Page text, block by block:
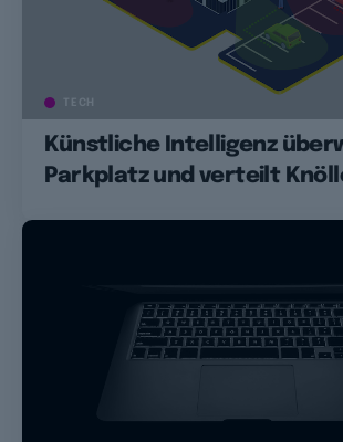
TECH
Künstliche Intelligenz
Parkplatz und verteilt